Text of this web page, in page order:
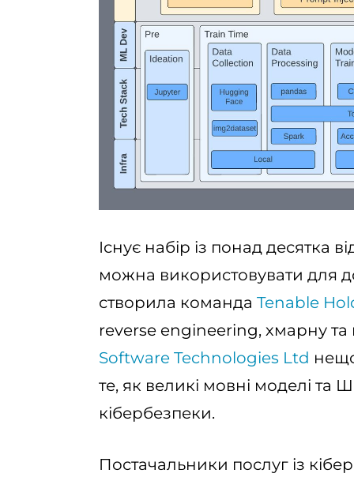
Існує набір із понад десятка
можна використовувати для
створила команда Tenable
reverse engineering, хмарну
Software Technologies Ltd
те, як великі мовні моделі та
кібербезпеки.
Постачальники послуг із